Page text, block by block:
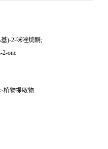
)-2-咪唑烷酮;
2-one
植物提取物